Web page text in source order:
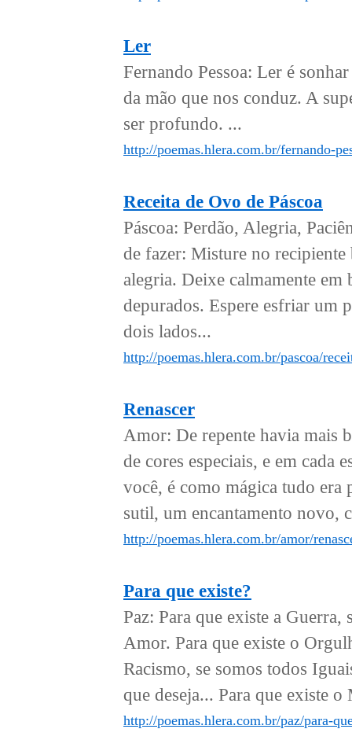
Ler
Fernando Pessoa: Ler é
da mão que nos conduz. A
ser profundo. ...
http://poemas.hlera.com.br/fernando-
Receita de Ovo de Páscoa
Páscoa: Perdão, Alegria,
de fazer: Misture no recipiente
alegria. Deixe calmamente em
depurados. Espere esfriar um
dois lados...
http://poemas.hlera.com.br/pascoa/
Renascer
Amor: De repente havia mais
de cores especiais, e em cada
você, é como mágica tudo
sutil, um encantamento novo,
http://poemas.hlera.com.br/amor/
Para que existe?
Paz: Para que existe a Guerra,
Amor. Para que existe o
Racismo, se somos todos
que deseja... Para que existe o
http://poemas.hlera.com.br/paz/para-